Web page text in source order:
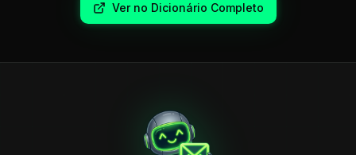
Ver no Dicionário Completo